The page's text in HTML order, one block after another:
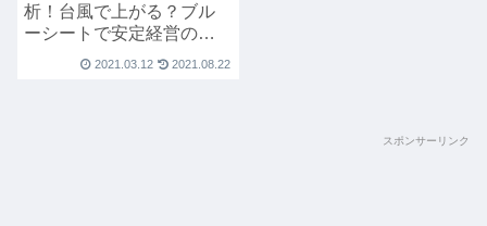
析！台風で上がる？ブル
ーシートで安定経営の防
2021.03.12 2021.08.22
スポンサーリンク